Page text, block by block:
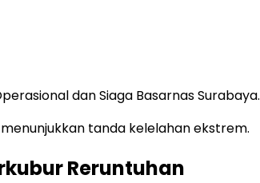
dan Siaga Basarnas Surabaya.
tanda kelelahan ekstrem.
Reruntuhan